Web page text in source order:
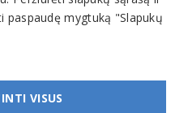
Telefonas
paspaudę mygtuką "Slapukų
VISUS